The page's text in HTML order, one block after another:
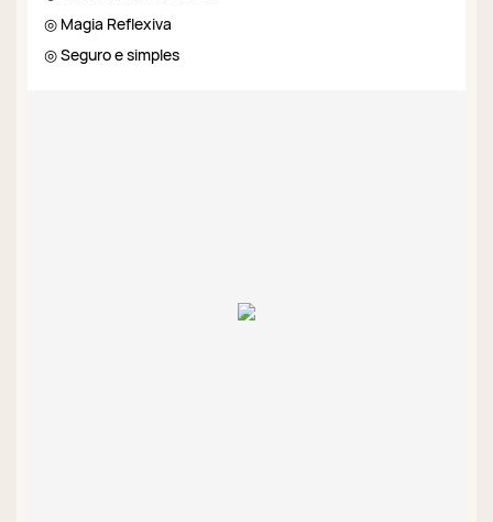
◎ Magia Reflexiva
◎ Seguro e simples